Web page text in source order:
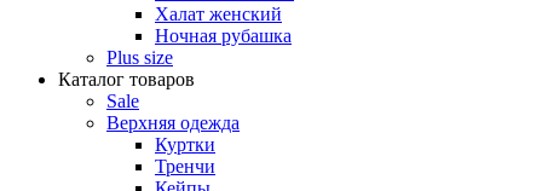
Халат женский
Ночная рубашка
Plus size
Каталог товаров
Sale
Верхняя одежда
Куртки
Тренчи